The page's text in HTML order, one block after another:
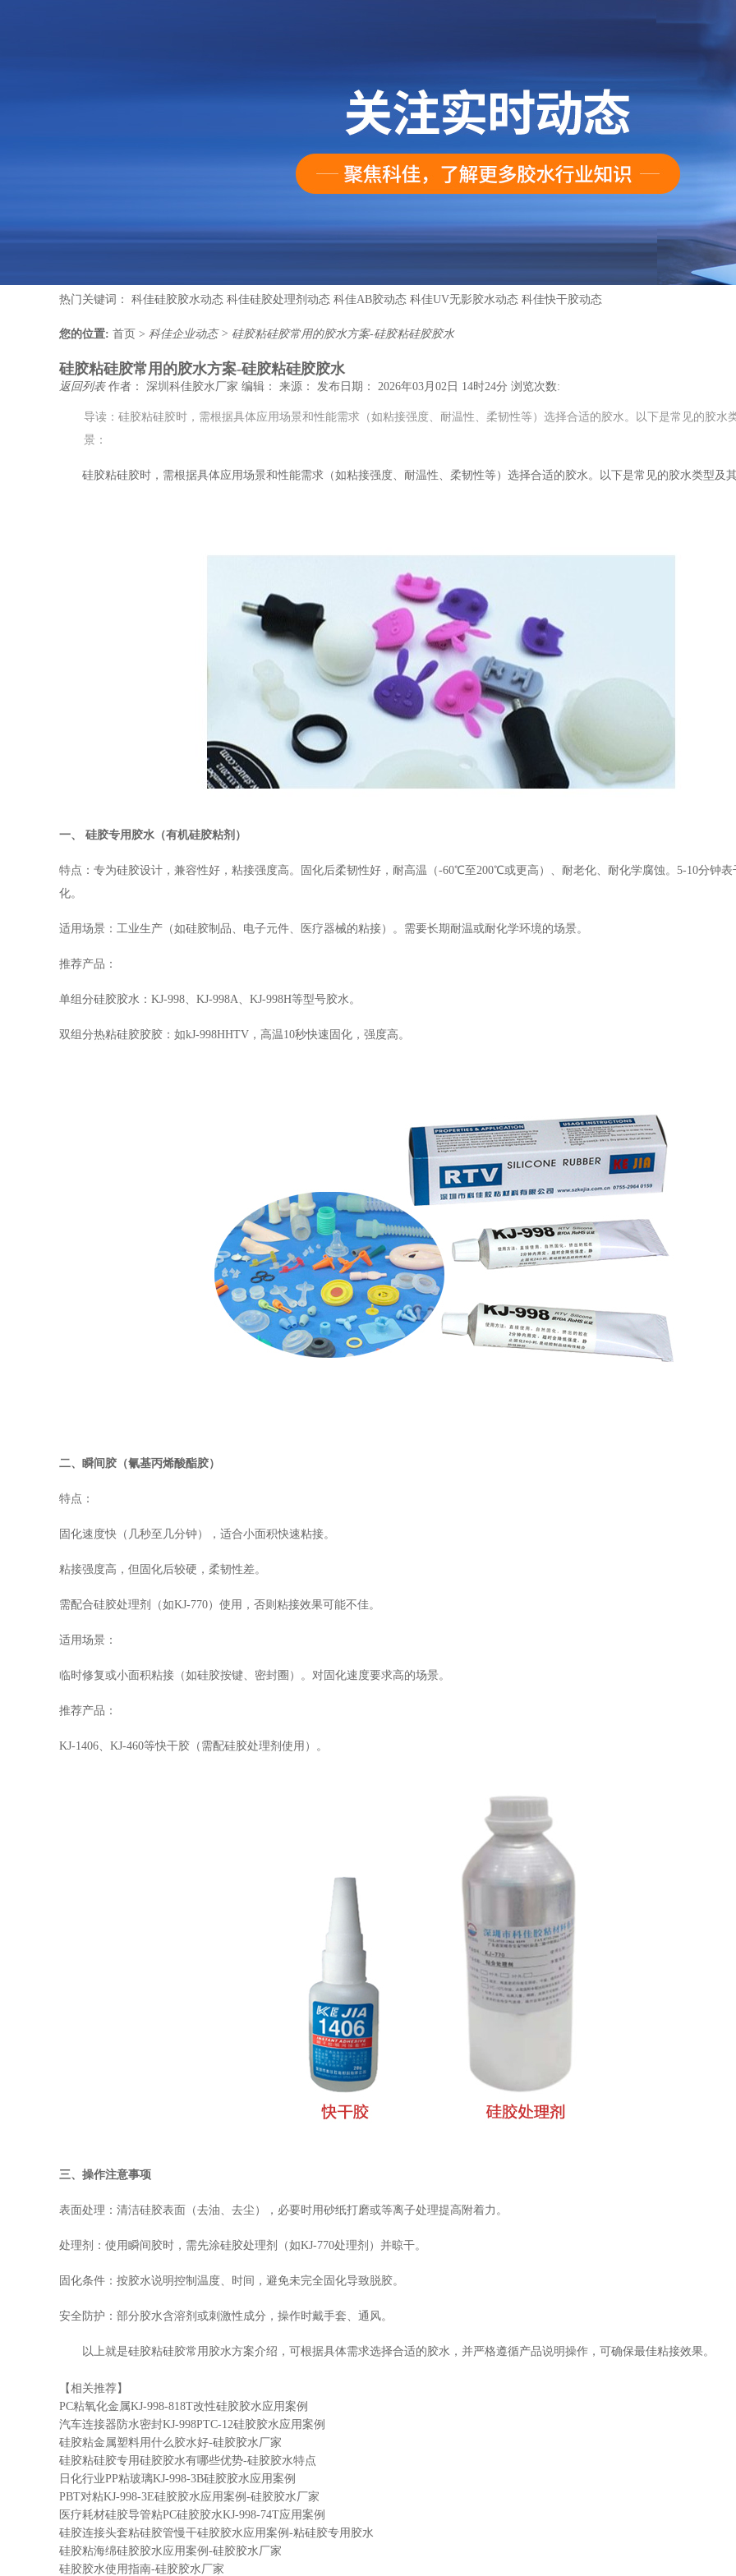
热门关键词： 科佳硅胶胶水动态 科佳硅胶处理剂动态 科佳AB胶动态 科佳UV无影胶水动态 科佳快干胶动态
您的位置: 首页 > 科佳企业动态 > 硅胶粘硅胶常用的胶水方案-硅胶粘硅胶胶水
硅胶粘硅胶常用的胶水方案-硅胶粘硅胶胶水
返回列表 作者： 深圳科佳胶水厂家 编辑： 来源： 发布日期： 2026年03月02日 14时24分 浏览次数:
导读：硅胶粘硅胶时，需根据具体应用场景和性能需求（如粘接强度、耐温性、柔韧性等）选择合适的胶水。以下是常见的胶水
景：
硅胶粘硅胶时，需根据具体应用场景和性能需求（如粘接强度、耐温性、柔韧性等）选择合适的胶水。以下是常见的胶水类型及
一、 硅胶专用胶水（有机硅胶粘剂）
特点：专为硅胶设计，兼容性好，粘接强度高。固化后柔韧性好，耐高温（-60℃至200℃或更高）、耐老化、耐化学腐蚀。 5-10分钟表
化。
适用场景：工业生产（如硅胶制品、电子元件、医疗器械的粘接）。需要长期耐温或耐化学环境的场景。
推荐产品：
单组分硅胶胶水： KJ-998、 KJ-998A、 KJ-998H等型号胶水。
双组分热粘硅胶胶胶：如kJ-998HHTV ， 高温10秒快速固化 ，强度高。
二、 瞬间胶（氰基丙烯酸酯胶）
特点：
固化速度快（几秒至几分钟），适合小面积快速粘接。
粘接强度高，但固化后较硬，柔韧性差。
需配合硅胶处理剂（如KJ-770）使用，否则粘接效果可能不佳。
适用场景：
临时修复或小面积粘接（如硅胶按键、密封圈）。对固化速度要求高的场景。
推荐产品：
KJ-1406、 KJ-460等快干胶 （需配硅胶处理剂使用）。
三、 操作注意事项
表面处理：清洁硅胶表面（去油、去尘），必要时用砂纸打磨或等离子处理提高附着力。
处理剂：使用瞬间胶时，需先涂硅胶处理剂（如KJ-770处理剂 ）并晾干。
固化条件：按胶水说明控制温度、时间，避免未完全固化导致脱胶。
安全防护：部分胶水含溶剂或刺激性成分，操作时戴手套、通风。
以上就是硅胶粘硅胶常用胶水方案介绍，可根据具体需求选择合适的胶水，并严格遵循产品说明操作，可确保最佳粘接效果。
【相关推荐】
PC粘氧化金属KJ-998-818T改性硅胶胶水应用案例
汽车连接器防水密封KJ-998PTC-12硅胶胶水应用案例
硅胶粘金属塑料用什么胶水好-硅胶胶水厂家
硅胶粘硅胶专用硅胶胶水有哪些优势-硅胶胶水特点
日化行业PP粘玻璃KJ-998-3B硅胶胶水应用案例
PBT对粘KJ-998-3E硅胶胶水应用案例-硅胶胶水厂家
医疗耗材硅胶导管粘PC硅胶胶水KJ-998-74T应用案例
硅胶连接头套粘硅胶管慢干硅胶胶水应用案例-粘硅胶专用胶水
硅胶粘海绵硅胶胶水应用案例-硅胶胶水厂家
硅胶胶水使用指南-硅胶胶水厂家